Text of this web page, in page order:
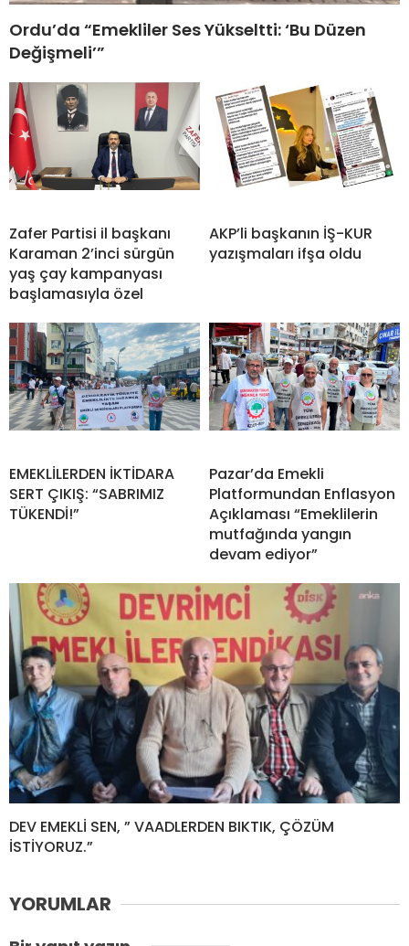
Ordu’da “Emekliler Ses Yükseltti: ‘Bu Düzen
Değişmeli’”
Zafer Partisi il başkanı
Karaman 2’inci sürgün
yaş çay kampanyası
başlamasıyla özel
AKP’li başkanın İŞ-KUR
yazışmaları ifşa oldu
EMEKLİLERDEN İKTİDARA
SERT ÇIKIŞ: “SABRIMIZ
TÜKENDİ!”
Pazar’da Emekli
Platformundan Enflasyon
Açıklaması “Emeklilerin
mutfağında yangın
devam ediyor”
DEV EMEKLİ SEN, ” VAADLERDEN BIKTIK, ÇÖZÜM
İSTİYORUZ.”
YORUMLAR